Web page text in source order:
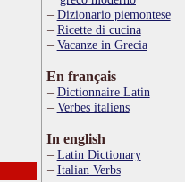
Dizionario piemontese
Ricette di cucina
Vacanze in Grecia
En français
Dictionnaire Latin
Verbes italiens
In english
Latin Dictionary
Italian Verbs